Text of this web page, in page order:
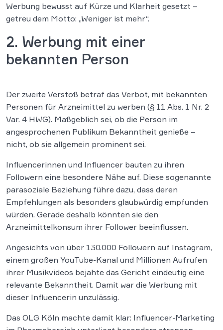
Werbung bewusst auf Kürze und Klarheit gesetzt –
getreu dem Motto: „Weniger ist mehr“.
2. Werbung mit einer
bekannten Person
Der zweite Verstoß betraf das Verbot, mit bekannten
Personen für Arzneimittel zu werben (§ 11 Abs. 1 Nr. 2
Var. 4 HWG). Maßgeblich sei, ob die Person im
angesprochenen Publikum Bekanntheit genieße –
nicht, ob sie allgemein prominent sei.
Influencerinnen und Influencer bauten zu ihren
Followern eine besondere Nähe auf. Diese sogenannte
parasoziale Beziehung führe dazu, dass deren
Empfehlungen als besonders glaubwürdig empfunden
würden. Gerade deshalb könnten sie den
Arzneimittelkonsum ihrer Follower beeinflussen.
Angesichts von über 130.000 Followern auf Instagram,
einem großen YouTube-Kanal und Millionen Aufrufen
ihrer Musikvideos bejahte das Gericht eindeutig eine
relevante Bekanntheit. Damit war die Werbung mit
dieser Influencerin unzulässig.
Das OLG Köln machte damit klar: Influencer-Marketing